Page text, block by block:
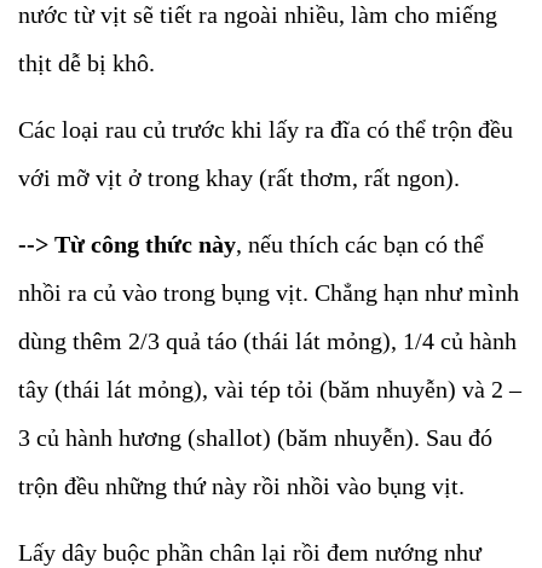
nước từ vịt sẽ tiết ra ngoài nhiều, làm cho miếng
thịt dễ bị khô.
Các loại rau củ trước khi lấy ra đĩa có thể trộn đều
với mỡ vịt ở trong khay (rất thơm, rất ngon).
--> Từ công thức này, nếu thích các bạn có thể
nhồi ra củ vào trong bụng vịt. Chẳng hạn như mình
dùng thêm 2/3 quả táo (thái lát mỏng), 1/4 củ hành
tây (thái lát mỏng), vài tép tỏi (băm nhuyễn) và 2 –
3 củ hành hương (shallot) (băm nhuyễn). Sau đó
trộn đều những thứ này rồi nhồi vào bụng vịt.
Lấy dây buộc phần chân lại rồi đem nướng như